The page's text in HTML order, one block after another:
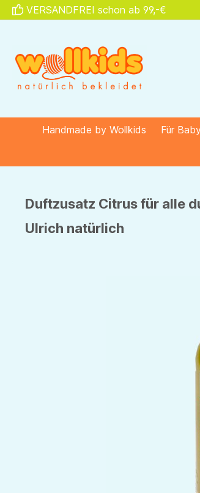
Zur Hauptnavigation springen
VERSANDFREI schon ab 99,-€
Handmade by Wollkids Für
Duftzusatz Citrus für alle
Ulrich natürlich